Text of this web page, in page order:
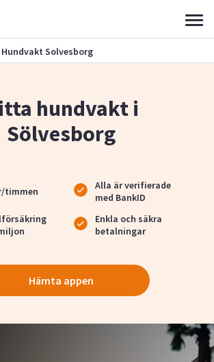
Hundvakt Solvesborg
hundvakt i
Sölvesborg
timmen
Alla är verifierade
med BankID
Enkla och säkra
betalningar
Hämta appen